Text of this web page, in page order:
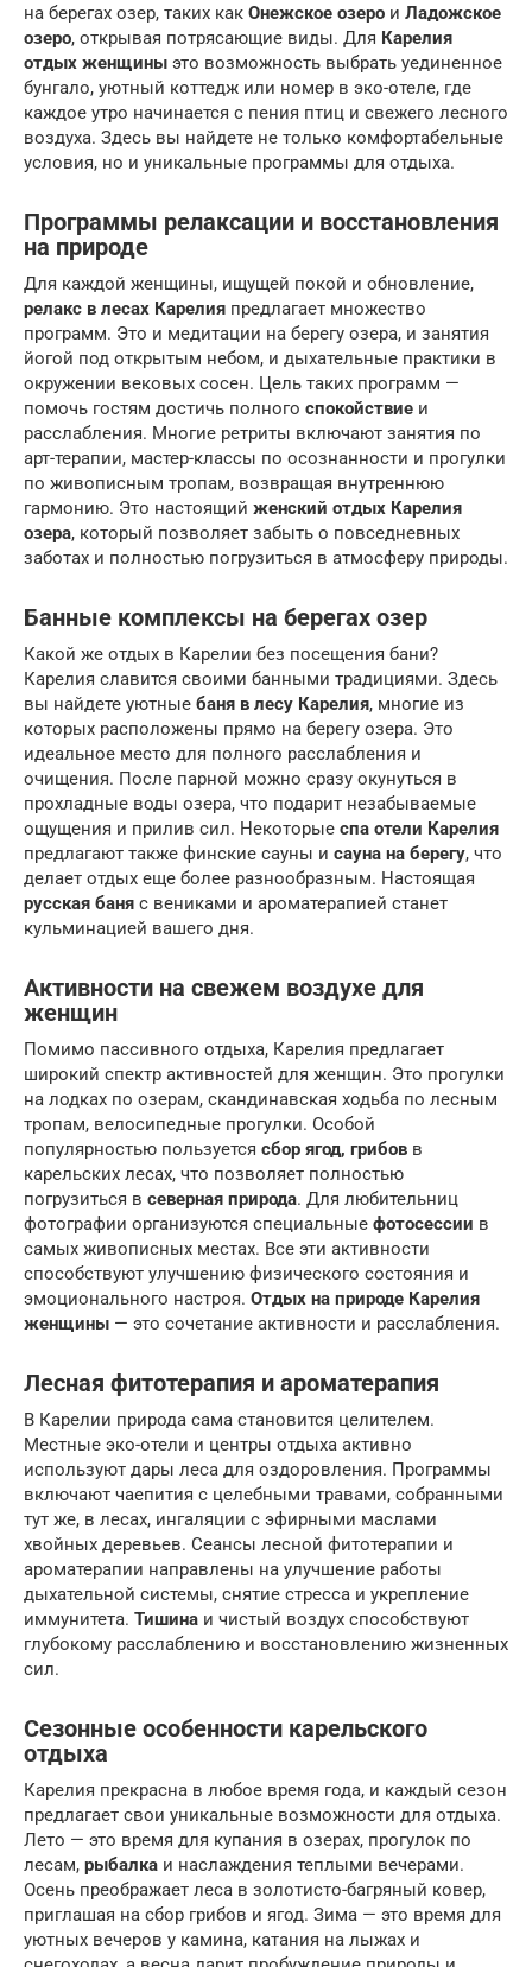
на берегах озер, таких как Онежское озеро и Ладожское
озеро, открывая потрясающие виды. Для Карелия
отдых женщины это возможность выбрать уединенное
бунгало, уютный коттедж или номер в эко-отеле, где
каждое утро начинается с пения птиц и свежего лесного
воздуха. Здесь вы найдете не только комфортабельные
условия, но и уникальные программы для отдыха.
Программы релаксации и восстановления
на природе
Для каждой женщины, ищущей покой и обновление,
релакс в лесах Карелия предлагает множество
программ. Это и медитации на берегу озера, и занятия
йогой под открытым небом, и дыхательные практики в
окружении вековых сосен. Цель таких программ —
помочь гостям достичь полного спокойствие и
расслабления. Многие ретриты включают занятия по
арт-терапии, мастер-классы по осознанности и прогулки
по живописным тропам, возвращая внутреннюю
гармонию. Это настоящий женский отдых Карелия
озера, который позволяет забыть о повседневных
заботах и полностью погрузиться в атмосферу природы.
Банные комплексы на берегах озер
Какой же отдых в Карелии без посещения бани?
Карелия славится своими банными традициями. Здесь
вы найдете уютные баня в лесу Карелия, многие из
которых расположены прямо на берегу озера. Это
идеальное место для полного расслабления и
очищения. После парной можно сразу окунуться в
прохладные воды озера, что подарит незабываемые
ощущения и прилив сил. Некоторые спа отели Карелия
предлагают также финские сауны и сауна на берегу, что
делает отдых еще более разнообразным. Настоящая
русская баня с вениками и ароматерапией станет
кульминацией вашего дня.
Активности на свежем воздухе для
женщин
Помимо пассивного отдыха, Карелия предлагает
широкий спектр активностей для женщин. Это прогулки
на лодках по озерам, скандинавская ходьба по лесным
тропам, велосипедные прогулки. Особой
популярностью пользуется сбор ягод, грибов в
карельских лесах, что позволяет полностью
погрузиться в северная природа. Для любительниц
фотографии организуются специальные фотосессии в
самых живописных местах. Все эти активности
способствуют улучшению физического состояния и
эмоционального настроя. Отдых на природе Карелия
женщины — это сочетание активности и расслабления.
Лесная фитотерапия и ароматерапия
В Карелии природа сама становится целителем.
Местные эко-отели и центры отдыха активно
используют дары леса для оздоровления. Программы
включают чаепития с целебными травами, собранными
тут же, в лесах, ингаляции с эфирными маслами
хвойных деревьев. Сеансы лесной фитотерапии и
ароматерапии направлены на улучшение работы
дыхательной системы, снятие стресса и укрепление
иммунитета. Тишина и чистый воздух способствуют
глубокому расслаблению и восстановлению жизненных
сил.
Сезонные особенности карельского
отдыха
Карелия прекрасна в любое время года, и каждый сезон
предлагает свои уникальные возможности для отдыха.
Лето — это время для купания в озерах, прогулок по
лесам, рыбалка и наслаждения теплыми вечерами.
Осень преображает леса в золотисто-багряный ковер,
приглашая на сбор грибов и ягод. Зима — это время для
уютных вечеров у камина, катания на лыжах и